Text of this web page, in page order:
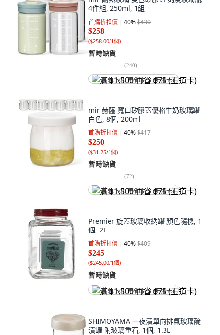
4件組, 250ml, 1組
首購折扣價 40%$430
$258
($258.00/1個)
暫時缺貨
(240)
满 $1,500 再省 $75 (王道卡)
mir 赫薩 寬口矽膠蓋優格牛奶玻璃罐
白色, 8個, 200ml
首購折扣價 40%$417
$250
($31.25/1個)
暫時缺貨
(72)
满 $1,500 再省 $75 (王道卡)
Premier 旋蓋玻璃收納罐 顏色隨機, 1
個, 2L
首購折扣價 40%$409
$245
($245.00/1個)
暫時缺貨
满 $1,500 再省 $75 (王道卡)
SHIMOYAMA 一夜漬單向排氣玻璃醃
漬罐 附玻璃重石, 1個, 1.3L